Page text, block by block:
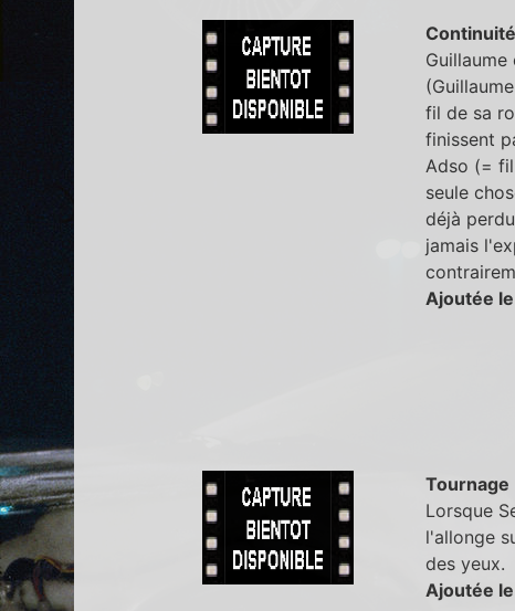
Continuité
fil de sa
finissent
Adso (=
seule
déjà
jamais
Ajoutée
Tournage
Lorsque
l'allonge
des yeux.
Ajoutée